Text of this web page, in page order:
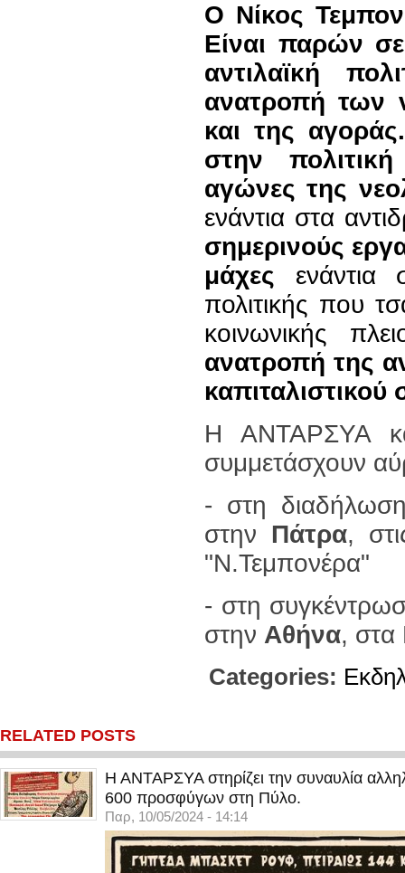
Ο Νίκος
Είναι παρών
αντιλαϊκή
ανατροπή των
και της
στην
αγώνες της
ενάντια στα
σημερινούς
μάχες ενάντια
πολιτικής που
κοινωνικής
ανατροπή της
Η ΑΝΤΑΡΣΥΑ
συμμετάσχουν
- στη
στην Πάτρα,
"Ν.Τεμπονέρα"
- στη
στην Αθήνα, στα
Categories:
RELATED POSTS
Η ΑΝΤΑΡΣΥΑ στηρίζει την συναυλία
600 προσφύγων στη Πύλο.
Παρ, 10/05/2024 - 14:14